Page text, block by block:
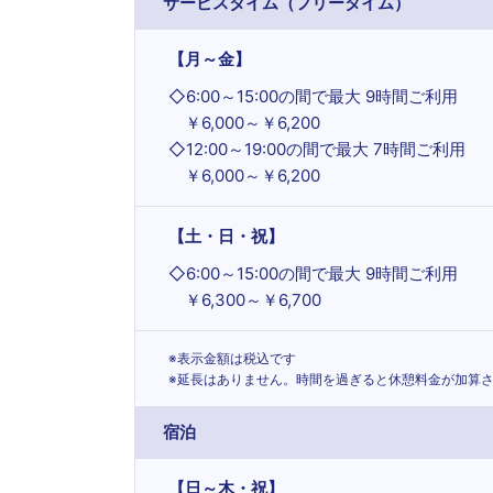
【月～金】
◇6:00～15:00の間で最大 9時間ご利用
￥6,000～￥6,200
◇12:00～19:00の間で最大 7時間ご利用
￥6,000～￥6,200
【土・日・祝】
◇6:00～15:00の間で最大 9時間ご利用
￥6,300～￥6,700
※表示金額は税込です
※延長はありません。時間を過ぎると休憩料金が加算さ
宿泊
【日～木・祝】